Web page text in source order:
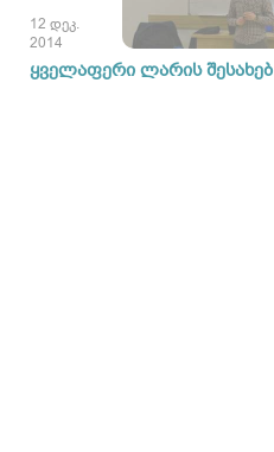
12 დეკ.
2014
ყველაფერი ლარის შესახებ